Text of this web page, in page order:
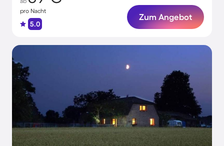
pro Nacht
5.0
Zum Angebot